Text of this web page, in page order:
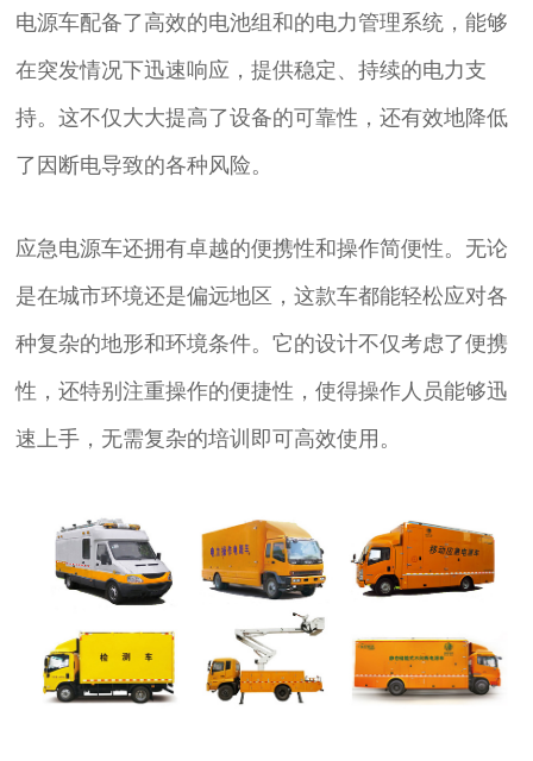
电源车配备了高效的电池组和的电力管理系统，能够
在突发情况下迅速响应，提供稳定、持续的电力支
持。这不仅大大提高了设备的可靠性，还有效地降低
了因断电导致的各种风险。
应急电源车还拥有卓越的便携性和操作简便性。无论
是在城市环境还是偏远地区，这款车都能轻松应对各
种复杂的地形和环境条件。它的设计不仅考虑了便携
性，还特别注重操作的便捷性，使得操作人员能够迅
速上手，无需复杂的培训即可高效使用。